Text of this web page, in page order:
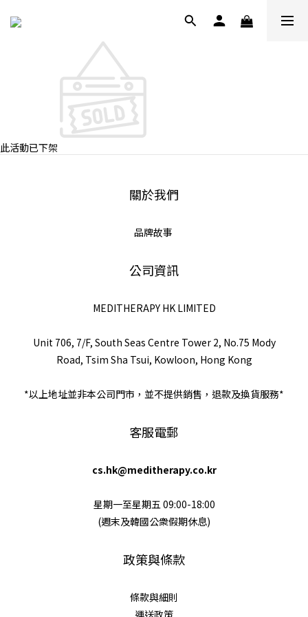
此活動已下架
關於我們
品牌故事
公司資訊
MEDITHERAPY HK LIMITED
Unit 706, 7/F, South Seas Centre Tower 2, No.75 Mody
Road, Tsim Sha Tsui, Kowloon, Hong Kong
*以上地址並非本公司門市，並不提供銷售，退款及換貨服務*
客服電郵
cs.hk@meditherapy.co.kr
星期一至星期五 09:00-18:00
(週末及韓國公衆假期休息)
政策與條款
條款與細則
運送政策